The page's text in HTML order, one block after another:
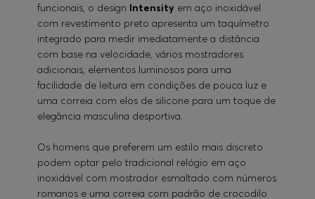
funcionais, o design Intensity em aço inoxidável
com revestimento preto apresenta um taquímetro
integrado para medir imediatamente a distância
com base na velocidade, vários mostradores
adicionais, elementos luminosos para uma
facilidade de leitura em condições de pouca luz e
uma correia com elos de silicone para um toque de
elegância masculina desportiva.
Os homens que preferem um estilo mais discreto
podem optar pelo tradicional relógio em aço
inoxidável com mostrador esmaltado com números
romanos e uma correia com padrão de crocodilo